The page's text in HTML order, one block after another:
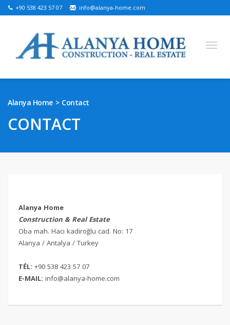
+90 538 423 57 07 info@alanya-home.com
PROJETS À VENDRE
IMMOBILIER À ALANYA
Alanya Home Contact
CONTACT
Alanya Home
Construction & Real Estate
Oba mah. Hacı kadiroğlu cad. No: 17
Alanya / Antalya / Turkey
TÉL: +90 538 423 57 07
E-MAIL: info@alanya-home.com